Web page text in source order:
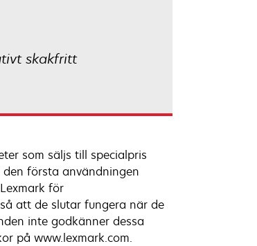
skakfritt
som säljs till specialpris
första användningen
för
att de slutar fungera när de
inte godkänner dessa
på www.lexmark.com.